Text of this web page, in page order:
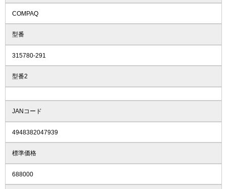
COMPAQ
型番
315780-291
型番2
JANコード
4948382047939
標準価格
688000